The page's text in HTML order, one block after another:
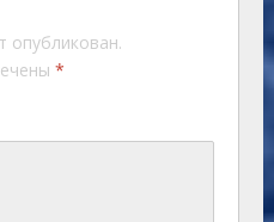
опубликован.
*